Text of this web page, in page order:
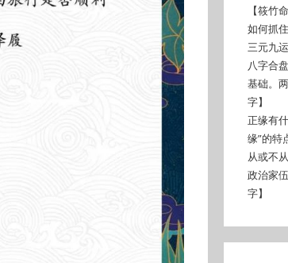
【筱竹
如何抓
三元九
八字合
基础。
字】
正缘有
缘”的特
从或不
政治家
字】